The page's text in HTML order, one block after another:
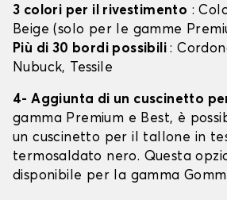
3 colori per il rivestimento :
Beige (solo per le gamme
Più di 30 bordi possibili:
Nubuck, Tessile
4- Aggiunta di un cuscinetto
gamma Premium e Best, è
un cuscinetto per il tallone in
termosaldato nero. Questa
disponibile per la gamma